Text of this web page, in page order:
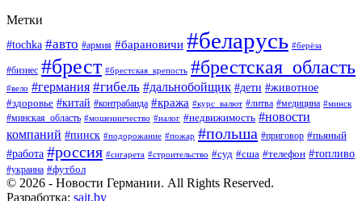
Метки
#tochka #авто #армия #барановичи #беларусь #берёза
#бизнес #брест #брестская_крепость #брестская_область
#вело #германия #гибель #дальнобойщик #дети #животное
#здоровье #китай #контрабанда #кража #курс_валют #литва #медицина #минск
#минская_область #мошенничество #налог #недвижимость #новости
компаний #пинск #подорожание #пожар #польша #приговор #пьяный
#работа #россия #сигарета #строительство #суд #сша #телефон #топливо
#украина #футбол
© 2026 - Новости Германии. All Rights Reserved.
Разработка: sait.by